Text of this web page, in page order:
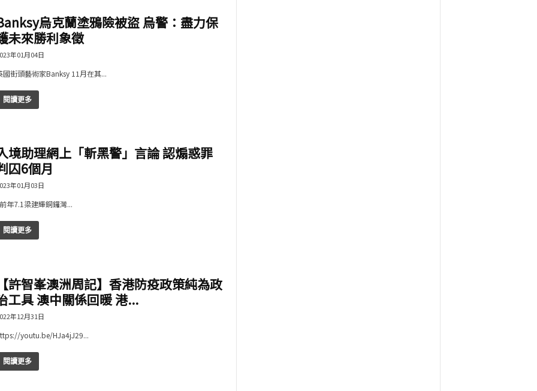
烏克蘭塗鴉險被盜 烏警：盡力保
未來勝利象徵
年01月04日
國街頭藝術家Banksy 11月在其...
閱讀更多
境助理網上「斬黑警」言論 認煽惑罪
囚6個月
年01月03日
年7.1梁建輝銅鑼灣...
閱讀更多
許智峯澳洲周記】香港防疫政策純為政
工具 澳中關係回暖 港...
年12月31日
youtu.be/HJa4jJ29...
閱讀更多